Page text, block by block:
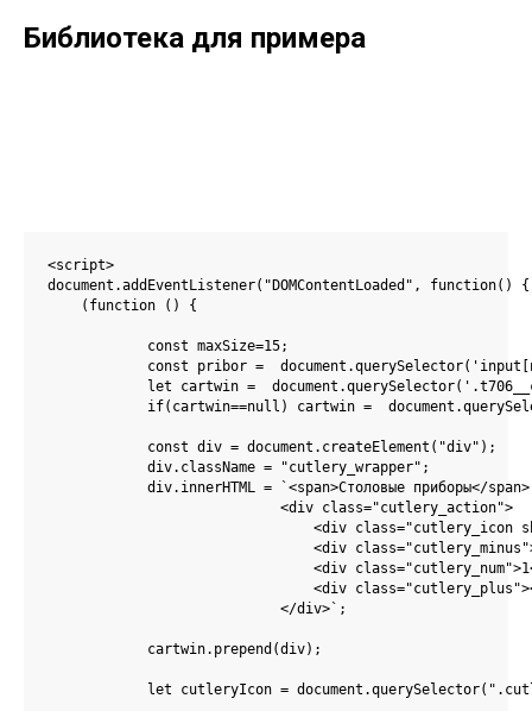
Библиотека для примера
<script>
document.addEventListener("DOMContentLoaded", function() {
    (function () {
            const maxSize=15;
const pribor =
let cartwin =
if(cartwin==null) cartwin =
            const div = document.createElement("div");
            div.className = "cutlery_wrapper";
            div.innerHTML = `<span>Столовые приборы</span>
                            <div class="cutlery_action">
<div class="cutlery_icon
<div
<div
<div
                            </div>`;
            cartwin.prepend(div);
let cutleryIcon =